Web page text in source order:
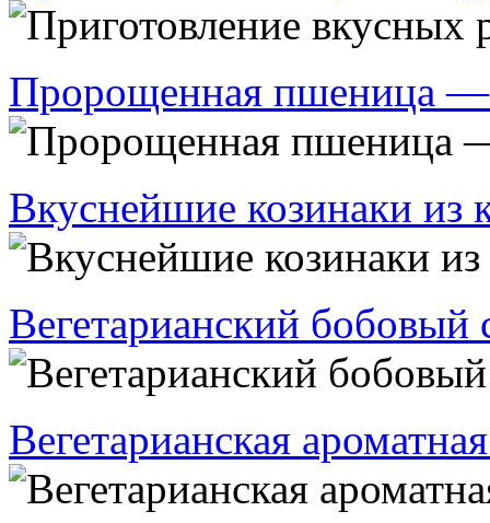
Пророщенная пшеница —
Вкуснейшие козинаки из
Вегетарианский бобовый
Вегетарианская